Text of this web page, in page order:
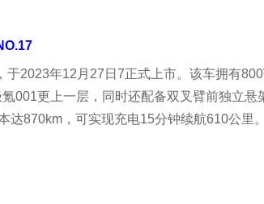
2023年12月27日7正式上市。该车拥有
001更上一层，同时还配备双叉臂前独立
870km，可实现充电15分钟续航610公里。